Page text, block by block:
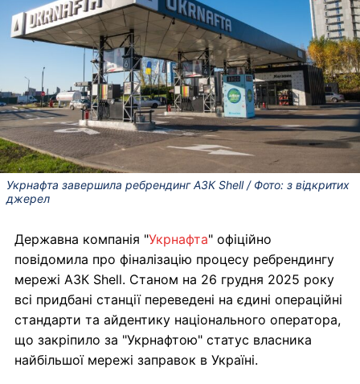
Укрнафта завершила ребрендинг АЗК Shell / Фото: з відкритих
джерел
Державна компанія "Укрнафта" офіційно
повідомила про фіналізацію процесу ребрендингу
мережі АЗК Shell. Станом на 26 грудня 2025 року
всі придбані станції переведені на єдині операційні
стандарти та айдентику національного оператора,
що закріпило за "Укрнафтою" статус власника
найбільшої мережі заправок в Україні.